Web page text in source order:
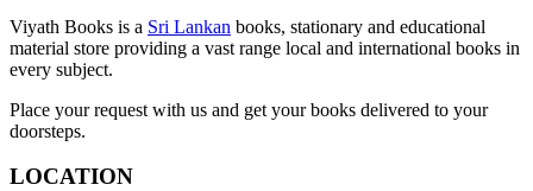
Viyath Books is a Sri Lankan books, stationary and educational
material store providing a vast range local and international books in
every subject.
Place your request with us and get your books delivered to your
doorsteps.
LOCATION